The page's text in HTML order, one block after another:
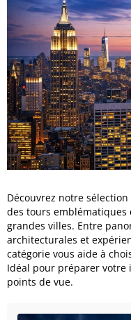
Découvrez notre
des tours
grandes villes. Entre
architecturales et
catégorie vous aide à
Idéal pour préparer
points de vue.